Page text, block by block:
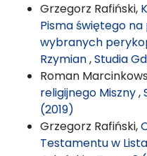
Grzegorz Rafiński,
Pisma świętego na
wybranych
Rzymian,Studia
Roman
religijnego Miszny,
(2019)
Grzegorz Rafiński,
Testamentu w